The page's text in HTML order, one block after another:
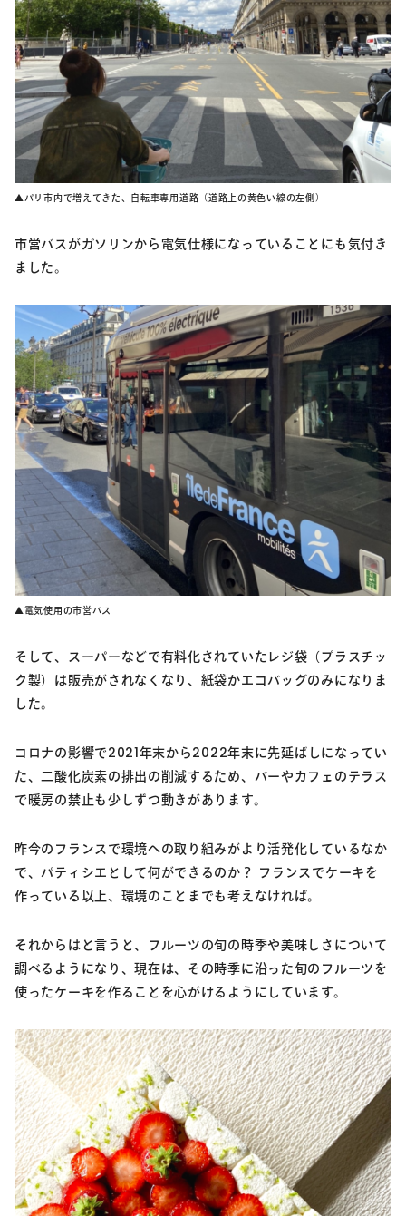
▲パリ市内で増えてきた、自転車専用道路（道路上の黄色い線の左側）
市営バスがガソリンから電気仕様になっていることにも気付き
ました。
▲電気使用の市営バス
そして、スーパーなどで有料化されていたレジ袋（プラスチッ
ク製）は販売がされなくなり、紙袋かエコバッグのみになりま
した。
コロナの影響で2021年末から2022年末に先延ばしになってい
た、二酸化炭素の排出の削減するため、バーやカフェのテラス
で暖房の禁止も少しずつ動きがあります。
昨今のフランスで環境への取り組みがより活発化しているなか
で、パティシエとして何ができるのか？ フランスでケーキを
作っている以上、環境のことまでも考えなければ。
それからはと言うと、フルーツの旬の時季や美味しさについて
調べるようになり、現在は、その時季に沿った旬のフルーツを
使ったケーキを作ることを心がけるようにしています。